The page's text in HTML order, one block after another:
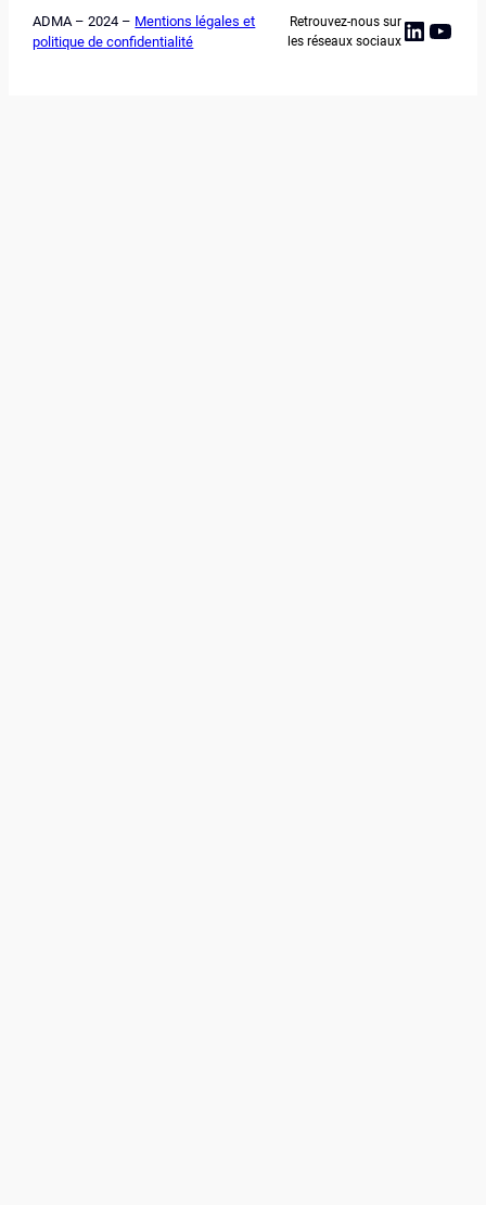
ADMA – 2024 – Mentions légales et
politique de confidentialité
Retrouvez-nous sur
les réseaux sociaux